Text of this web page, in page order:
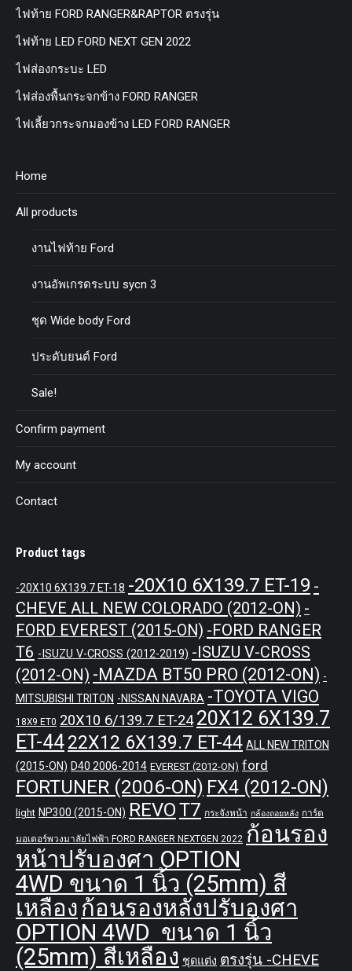
ไฟท้าย FORD RANGER&RAPTOR ตรงรุ่น
ไฟท้าย LED FORD NEXT GEN 2022
ไฟส่องกระบะ LED
ไฟส่องพื้นกระจกข้าง FORD RANGER
ไฟเลี้ยวกระจกมองข้าง LED FORD RANGER
Home
All products
งานไฟท้าย Ford
งานอัพเกรดระบบ sycn 3
ชุด Wide body Ford
ประดับยนต์ Ford
Sale!
Confirm payment
My account
Contact
Product tags
-20X10 6X139.7 ET-18 -20X10 6X139.7 ET-19 -
CHEVE ALL NEW COLORADO (2012-ON) -
FORD EVEREST (2015-ON) -FORD RANGER
T6 -ISUZU V-CROSS (2012-2019) -ISUZU V-CROSS
(2012-ON) -MAZDA BT50 PRO (2012-ON) -
MITSUBISHI TRITON -NISSAN NAVARA -TOYOTA VIGO
18X9 ET0 20X10 6/139.7 ET-24 20X12 6X139.7
ET-4422X12 6X139.7 ET-44 ALL NEW TRITON
(2015-ON) D40 2006-2014 EVEREST (2012-ON) ford
FORTUNER (2006-ON) FX4 (2012-ON)
light NP300 (2015-ON) REVOT7 กระจังหน้า กล้องถอยหลัง การ์ด
มอเตอร์พวงมาลัยไฟฟ้า FORD RANGER NEXTGEN 2022 ก้อนรอง
หน้าปรับองศา OPTION
4WD ขนาด 1 นิ้ว (25mm) สี
เหลือง ก้อนรองหลังปรับองศา
OPTION 4WD ขนาด 1 นิ้ว
(25mm) สีเหลือง ชุดแต่ง ตรงรุ่น -CHEVE